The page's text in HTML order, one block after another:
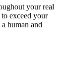
your real
exceed your
human and